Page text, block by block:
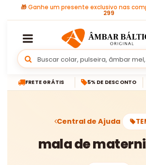
🎁Ganhe um presente exclusivo nas
299
FRETE GRÁTIS 5% DE DESCONTO
Central de Ajuda
mala de